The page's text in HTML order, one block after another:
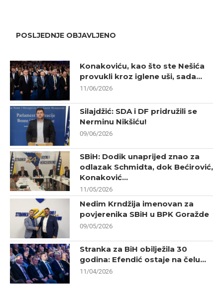
POSLJEDNJE OBJAVLJENO
Konakoviću, kao što ste Nešića
provukli kroz iglene uši, sada...
11/06/2026
Silajdžić: SDA i DF pridružili se
Nerminu Nikšiću!
09/06/2026
SBiH: Dodik unaprijed znao za
odlazak Schmidta, dok Bećirović,
Konaković...
11/05/2026
Nedim Krndžija imenovan za
povjerenika SBiH u BPK Goražde
09/05/2026
Stranka za BiH obilježila 30
godina: Efendić ostaje na čelu...
11/04/2026